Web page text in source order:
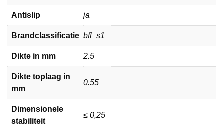
Antislip ja
Brandclassificatie bfl_s1
Dikte in mm 2.5
Dikte toplaag in
mm
0.55
Dimensionele
stabiliteit
≤ 0,25